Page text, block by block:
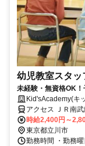
幼児教室スタッ
未経験・無資格OK！
Kid'sAcademy(キ
アクセス ＪＲ南
約3分、多摩都市
時給2,400円～
東京都立川市
勤務時間 ・勤務